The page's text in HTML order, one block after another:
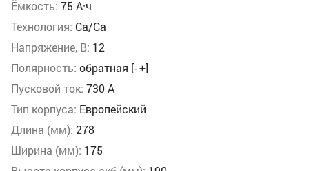
Ёмкость: 75 А·ч
Технология: Ca/Ca
Напряжение, В: 12
Полярность: обратная [- +]
Пусковой ток: 730 А
Тип корпуса: Европейский
Длина (мм): 278
Ширина (мм): 175